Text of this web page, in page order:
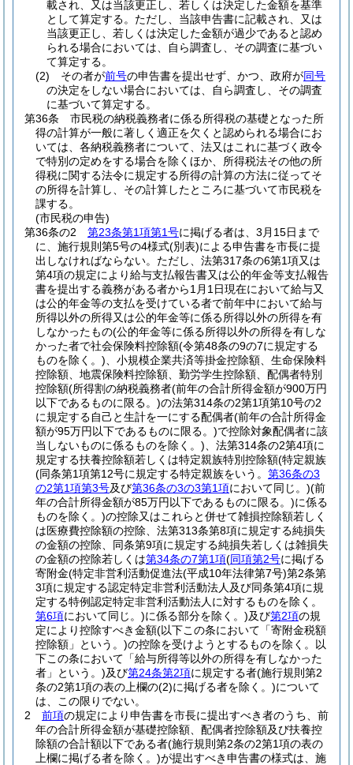
載され、又は当該更正し、若しくは決定した金額を基準
として算定する。 ただし、当該申告書に記載され、又は
当該更正し、若しくは決定した金額が過少であると認め
られる場合においては、自ら調査し、その調査に基づい
て算定する。
(2)
その者が前号の申告書を提出せず、かつ、政府が同号
の決定をしない場合においては、自ら調査し、その調査
に基づいて算定する。
第36条
市民税の納税義務者に係る所得税の基礎となった所
得の計算が一般に著しく適正を欠くと認められる場合にお
いては、各納税義務者について、法又はこれに基づく政令
で特別の定めをする場合を除くほか、所得税法その他の所
得税に関する法令に規定する所得の計算の方法に従ってそ
の所得を計算し、その計算したところに基づいて市民税を
課する。
(市民税の申告)
第36条の2
第23条第1項第1号に掲げる者は、3月15日まで
に、施行規則第5号の4様式(別表)による申告書を市長に提
出しなければならない。 ただし、法第317条の6第1項又は
第4項の規定により給与支払報告書又は公的年金等支払報告
書を提出する義務がある者から1月1日現在において給与又
は公的年金等の支払を受けている者で前年中において給与
所得以外の所得又は公的年金等に係る所得以外の所得を有
しなかったもの(公的年金等に係る所得以外の所得を有しな
かった者で社会保険料控除額(令第48条の9の7に規定する
ものを除く。) 、小規模企業共済等掛金控除額、生命保険料
控除額、地震保険料控除額、勤労学生控除額、配偶者特別
控除額(所得割の納税義務者(前年の合計所得金額が900万円
以下であるものに限る。)の法第314条の2第1項第10号の2
に規定する自己と生計を一にする配偶者(前年の合計所得金
額が95万円以下であるものに限る。)で控除対象配偶者に該
当しないものに係るものを除く。) 、法第314条の2第4項に
規定する扶養控除額若しくは特定親族特別控除額(特定親族
(同条第1項第12号に規定する特定親族をいう。 第36条の3
の2第1項第3号及び第36条の3の3第1項において同じ。)(前
年の合計所得金額が85万円以下であるものに限る。)に係る
ものを除く。)の控除又はこれらと併せて雑損控除額若しく
は医療費控除額の控除、法第313条第8項に規定する純損失
の金額の控除、同条第9項に規定する純損失若しくは雑損失
の金額の控除若しくは第34条の7第1項(同項第2号に掲げる
寄附金(特定非営利活動促進法(平成10年法律第7号)第2条第
3項に規定する認定特定非営利活動法人及び同条第4項に規
定する特例認定特定非営利活動法人に対するものを除く。
第6項において同じ。)に係る部分を除く。)及び第2項の規
定により控除すべき金額(以下この条において「寄附金税額
控除額」という。)の控除を受けようとするものを除く。以
下この条において「給与所得等以外の所得を有しなかった
者」という。)及び第24条第2項に規定する者(施行規則第2
条の2第1項の表の上欄の(2)に掲げる者を除く。)について
は、この限りでない。
2
前項の規定により申告書を市長に提出すべき者のうち、前
年の合計所得金額が基礎控除額、配偶者控除額及び扶養控
除額の合計額以下である者(施行規則第2条の2第1項の表の
上欄に掲げる者を除く。)が提出すべき申告書の様式は、施